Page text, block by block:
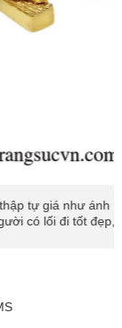
giá như ánh
lối đi tốt đẹp,